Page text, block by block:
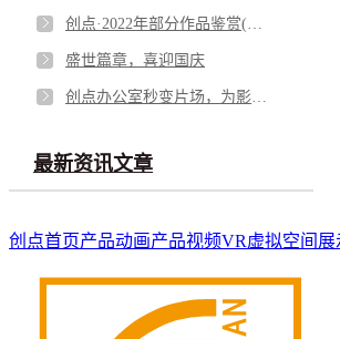
盛世篇章，喜迎国庆
最新资讯文章
创点首页产品动画产品视频VR虚拟空间展